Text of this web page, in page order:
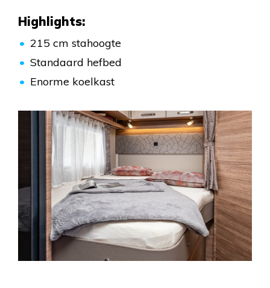
Highlights:
215 cm stahoogte
Standaard hefbed
Enorme koelkast